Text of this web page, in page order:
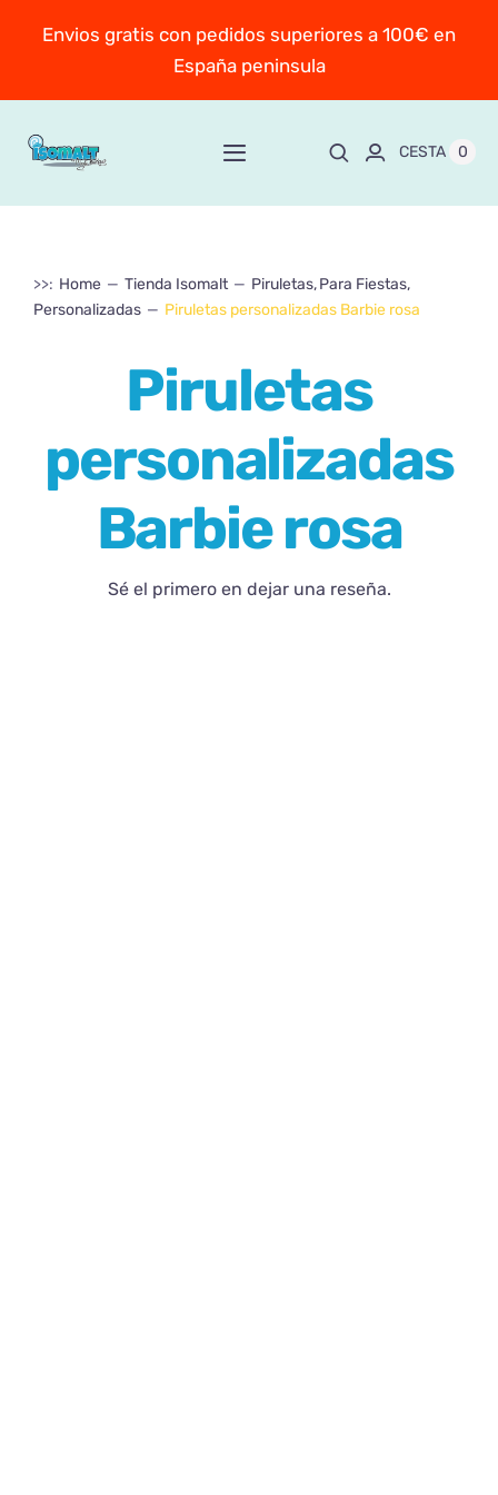
Envios gratis con pedidos superiores a 100€ en
España peninsula
Toggle
Sobre Mayte
CESTA 0
>>: Home Tienda Isomalt Piruletas Para Fiestas
Personalizadas
Piruletas personalizadas Barbie rosa
Piruletas
personalizadas
Barbie rosa
Sé el primero en dejar una reseña.